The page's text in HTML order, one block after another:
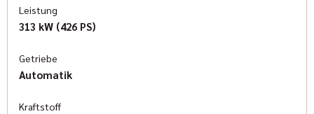
Leistung
313 kW (426 PS)
Getriebe
Automatik
Kraftstoff